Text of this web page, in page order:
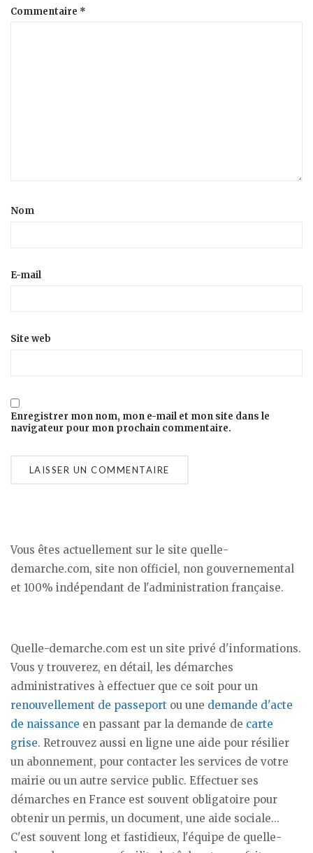
Commentaire *
Nom
E-mail
Site web
Enregistrer mon nom, mon e-mail et mon site dans le
navigateur pour mon prochain commentaire.
Vous êtes actuellement sur le site quelle-
demarche.com, site non officiel, non gouvernemental
et 100% indépendant de l'administration française.
Quelle-demarche.com est un site privé d'informations.
Vous y trouverez, en détail, les démarches
administratives à effectuer que ce soit pour un
renouvellement de passeport ou une demande d'acte
de naissance en passant par la demande de carte
grise. Retrouvez aussi en ligne une aide pour résilier
un abonnement, pour contacter les services de votre
mairie ou un autre service public. Effectuer ses
démarches en France est souvent obligatoire pour
obtenir un permis, un document, une aide sociale...
C'est souvent long et fastidieux, l'équipe de quelle-